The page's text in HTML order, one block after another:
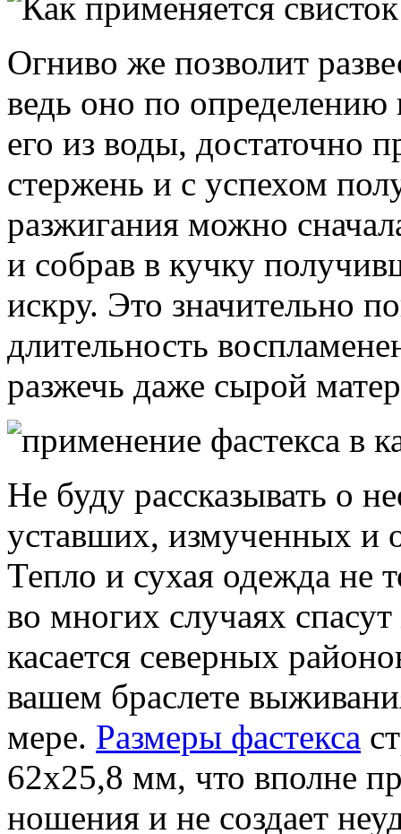
Огниво же позволит
ведь оно по
его из воды, достаточно
стержень и с успехом
разжигания можно
и собрав в кучку
искру. Это значительно
длительность
разжечь даже сырой
Не буду рассказывать о
уставших, измученных и
Тепло и сухая одежда не
во многих случаях
касается северных
вашем браслете
мере. Размеры фастекса
62х25,8 мм, что вполне
ношения и не создает